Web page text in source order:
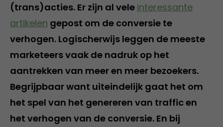
(trans)acties. Er zijn al vele interessante
artikelen gepost om de conversie te
verhogen. Logischerwijs leggen de meeste
marketeers vaak de nadruk op het
aantrekken van meer en meer bezoekers.
Begrijpbaar want uiteindelijk gaat het om
het spel van het genereren van traffic en
het verhogen van de conversie. En bij